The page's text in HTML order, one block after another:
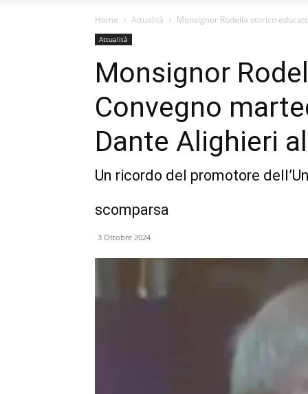
Home Attualità Monsignor Rodella storico
Attualità
Monsignor
Convegno
Dante Alighieri
Un ricordo del promotore
scomparsa
3 Ottobre 2024